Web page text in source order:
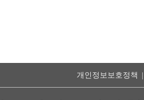
개인정보보호정책